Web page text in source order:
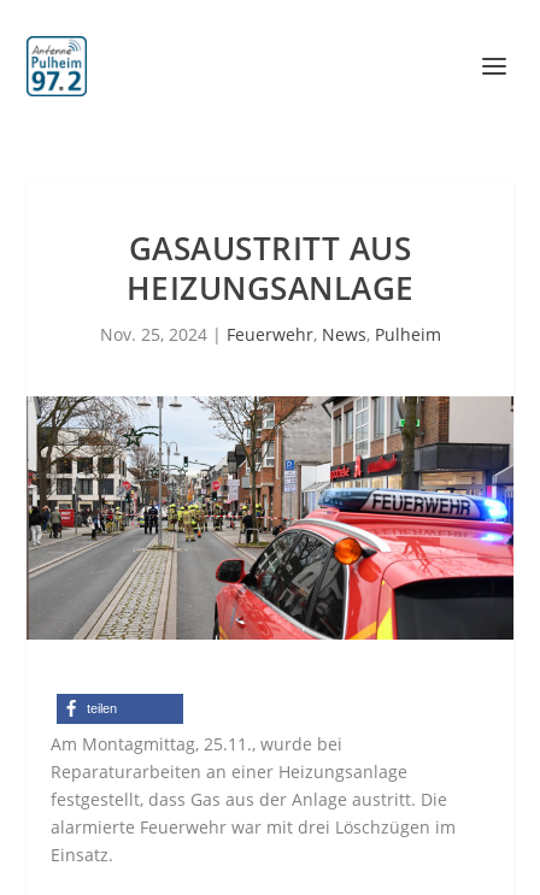
GASAUSTRITT AUS
HEIZUNGSANLAGE
Nov. 25, 2024| Feuerwehr, News, Pulheim
teilen
Am Montagmittag, 25.11., wurde bei
Reparaturarbeiten an einer Heizungsanlage
festgestellt, dass Gas aus der Anlage austritt. Die
alarmierte Feuerwehr war mit drei Löschzügen im
Einsatz.